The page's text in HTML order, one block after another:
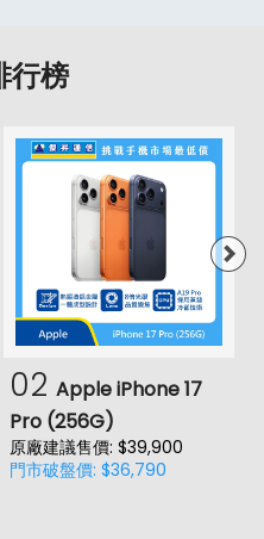
行榜
02 Apple iPhone 17
Pro (256G)
原廠建議售價: $39,900
門市破盤價: $36,790